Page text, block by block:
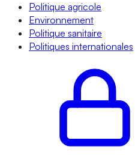
Politique agricole
Environnement
Politique sanitaire
Politiques internationales